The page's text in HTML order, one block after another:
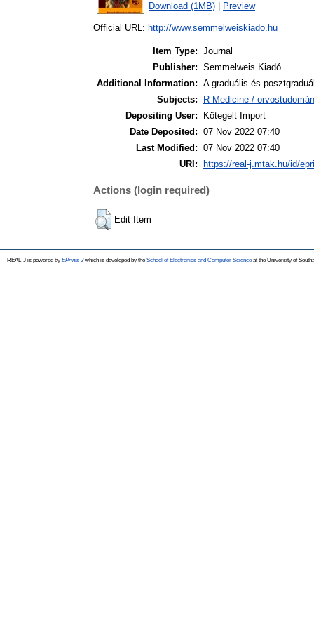
Download (1MB) Preview
Official URL: http://www.semmelweiskiado.hu
Item Type: Journal
Publisher: Semmelweis Kiadó
Additional Information: A graduális és
Subjects:
R Medicine /
Depositing User:
Kötegelt Import
Date Deposited: 07 Nov 2022 07:40
Last Modified: 07 Nov 2022 07:40
URI:
https://real-j.mtak.hu/id/
Actions (login required)
Edit Item
REAL-J is powered by EPrints 3which is developed by the School of Electronics and Computer Science at the University of